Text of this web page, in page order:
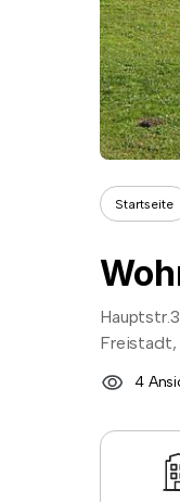
Startseite
Freistadt,
4